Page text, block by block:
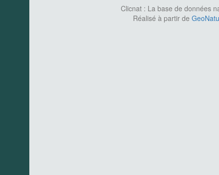
Clicnat : La base de données
Réalisé à partir de